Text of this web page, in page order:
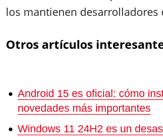
los mantienen desarrolladores
Otros artículos
Android 15 es oficial: cómo
novedades más importantes
Windows 11 24H2 es un